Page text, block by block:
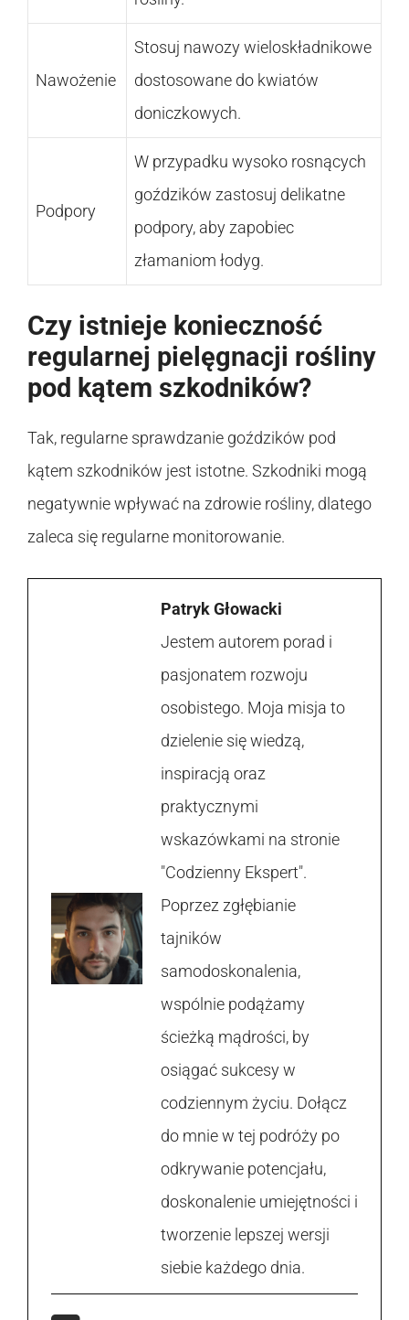
Nawożenie
Stosuj nawozy wieloskładnikowe
dostosowane do kwiatów
doniczkowych.
Podpory
W przypadku wysoko rosnących
goździków zastosuj delikatne
podpory, aby zapobiec
złamaniom łodyg.
Czy istnieje konieczność
regularnej pielęgnacji rośliny
pod kątem szkodników?
Tak, regularne sprawdzanie goździków pod
kątem szkodników jest istotne. Szkodniki mogą
negatywnie wpływać na zdrowie rośliny, dlatego
zaleca się regularne monitorowanie.
Patryk Głowacki
Jestem autorem porad i
pasjonatem rozwoju
osobistego. Moja misja to
dzielenie się wiedzą,
inspiracją oraz
praktycznymi
wskazówkami na stronie
"Codzienny Ekspert".
Poprzez zgłębianie
tajników
samodoskonalenia,
wspólnie podążamy
ścieżką mądrości, by
osiągać sukcesy w
codziennym życiu. Dołącz
do mnie w tej podróży po
odkrywanie potencjału,
doskonalenie umiejętności i
tworzenie lepszej wersji
siebie każdego dnia.